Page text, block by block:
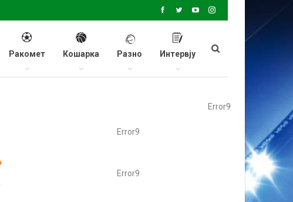
Ракомет Кошарка Разно Интервју
Error9
Error9
Error9